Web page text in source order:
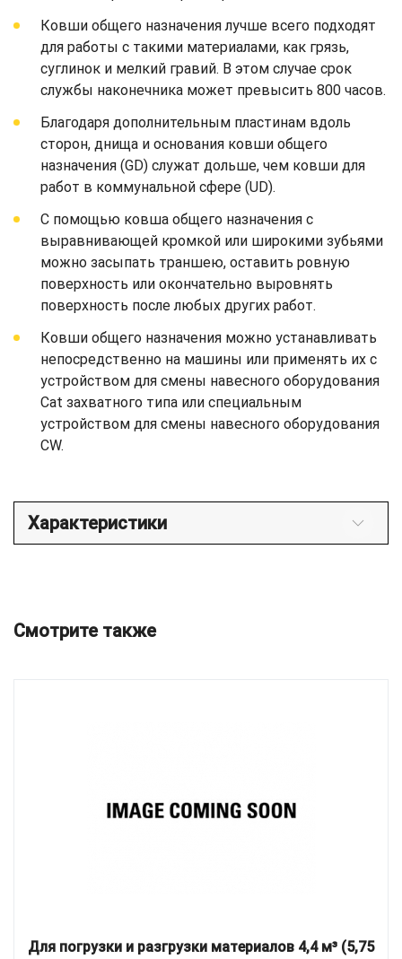
Ковши общего назначения лучше всего подходят
для работы с такими материалами, как грязь,
суглинок и мелкий гравий. В этом случае срок
службы наконечника может превысить 800 часов.
Благодаря дополнительным пластинам вдоль
сторон, днища и основания ковши общего
назначения (GD) служат дольше, чем ковши для
работ в коммунальной сфере (UD).
С помощью ковша общего назначения с
выравнивающей кромкой или широкими зубьями
можно засыпать траншею, оставить ровную
поверхность или окончательно выровнять
поверхность после любых других работ.
Ковши общего назначения можно устанавливать
непосредственно на машины или применять их с
устройством для смены навесного оборудования
Cat захватного типа или специальным
устройством для смены навесного оборудования
CW.
Характеристики
Смотрите также
Для погрузки и разгрузки материалов 4,4 м³ (5,75